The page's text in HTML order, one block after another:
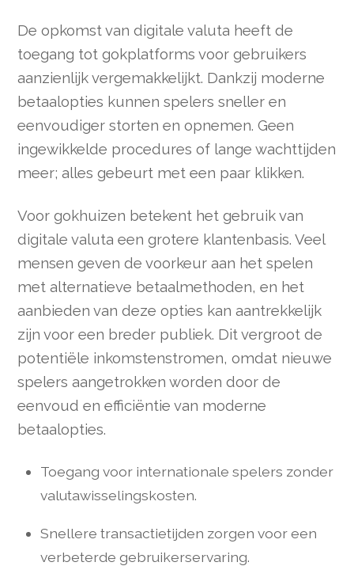
De opkomst van digitale valuta heeft de
toegang tot gokplatforms voor gebruikers
aanzienlijk vergemakkelijkt. Dankzij moderne
betaalopties kunnen spelers sneller en
eenvoudiger storten en opnemen. Geen
ingewikkelde procedures of lange wachttijden
meer; alles gebeurt met een paar klikken.
Voor gokhuizen betekent het gebruik van
digitale valuta een grotere klantenbasis. Veel
mensen geven de voorkeur aan het spelen
met alternatieve betaalmethoden, en het
aanbieden van deze opties kan aantrekkelijk
zijn voor een breder publiek. Dit vergroot de
potentiële inkomstenstromen, omdat nieuwe
spelers aangetrokken worden door de
eenvoud en efficiëntie van moderne
betaalopties.
Toegang voor internationale spelers zonder
valutawisselingskosten.
Snellere transactietijden zorgen voor een
verbeterde gebruikerservaring.